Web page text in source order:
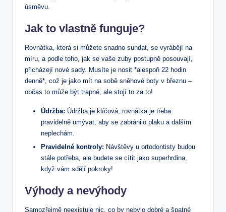
úsměvu.
Jak to vlastně funguje?
Rovnátka, která si můžete snadno sundat, se vyrábějí na
míru, a podle toho, jak se vaše zuby postupně posouvají,
přicházejí nové sady. Musíte je nosit *alespoň 22 hodin
denně*, což je jako mít na sobě sněhové boty v březnu –
občas to může být trapné, ale stojí to za to!
Údržba: Údržba je klíčová; rovnátka je třeba
pravidelně umývat, aby se zabránilo plaku a dalším
neplechám.
Pravidelné kontroly: Návštěvy u ortodontisty budou
stále potřeba, ale budete se cítit jako superhrdina,
když vám sdělí pokroky!
Výhody a nevýhody
Samozřejmě neexistuje nic, co by nebylo dobré a špatné